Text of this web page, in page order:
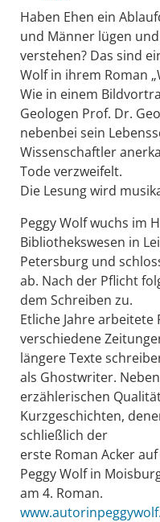
Haben Ehen ein
und Männer lügen
verstehen? Das sind
Wolf in ihrem Roman
Wie in einem
Geologen Prof. Dr.
nebenbei sein
Wissenschaftler
Tode verzweifelt.
Die Lesung wird
Peggy Wolf wuchs im
Bibliothekswesen in
Petersburg und
ab. Nach der Pflicht
dem Schreiben zu.
Etliche Jahre
verschiedene
längere Texte
als Ghostwriter.
erzählerischen
Kurzgeschichten,
schließlich der
erste Roman Acker
Peggy Wolf in
am 4. Roman.